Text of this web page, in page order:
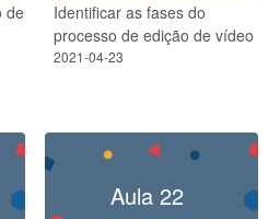
de
Identificar as fases do
processo de edição de vídeo
2021-04-23
Aula 22